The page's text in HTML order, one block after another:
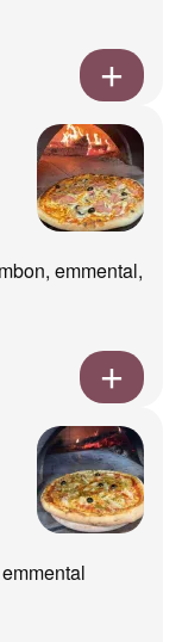
emmental,